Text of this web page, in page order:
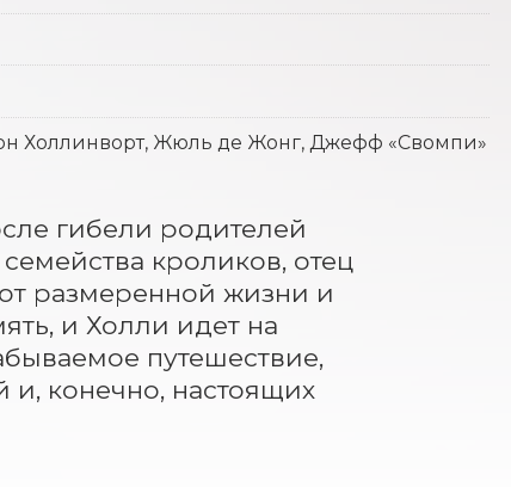
Холлинворт, Жюль де Жонг, Джефф «Свомпи»
гибели родителей
кроликов, отец
размеренной жизни и
и Холли идет на
путешествие,
и, конечно, настоящих